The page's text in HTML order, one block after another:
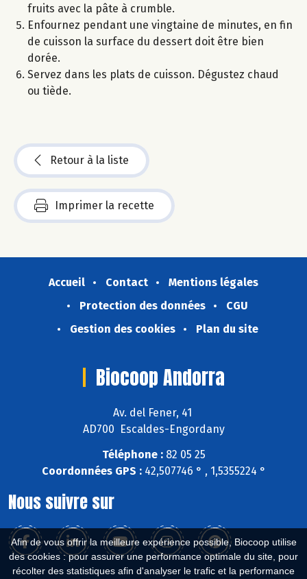
Afin de vous offrir la meilleure expérience possible, Biocoop utilise
des cookies : pour assurer une performance optimale du site, pour
récolter des statistiques afin d'analyser le trafic et la performance
fruits avec la pâte à crumble.
Enfournez pendant une vingtaine de minutes, en fin
de cuisson la surface du dessert doit être bien
dorée.
Servez dans les plats de cuisson. Dégustez chaud
ou tiède.
Retour à la liste
Imprimer la recette
Accueil Contact
Mentions légales
Protection des données
CGU
Gestion des cookies
Plan du site
Biocoop Andorra
Av. del Fener, 41
AD700 Escaldes-Engordany
Téléphone :82 05 25
Coordonnées GPS :42,507746 ° , 1,5355224 °
Nous suivre sur